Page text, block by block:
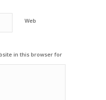
Web
in this browser for